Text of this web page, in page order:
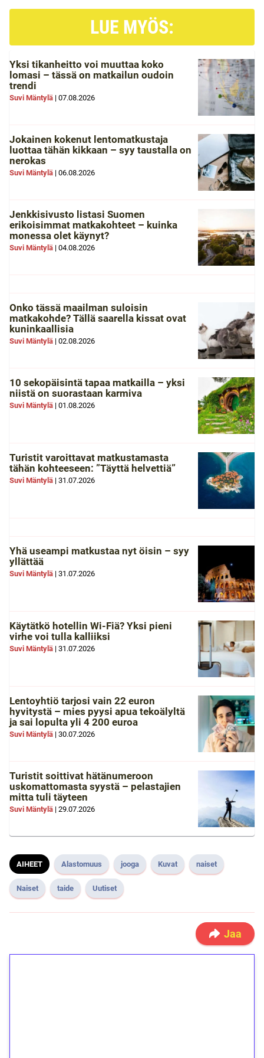
LUE MYÖS:
Yksi tikanheitto voi muuttaa koko
lomasi – tässä on matkailun oudoin
trendi
Suvi Mäntylä | 07.08.2026
Jokainen kokenut lentomatkustaja
luottaa tähän kikkaan – syy taustalla on
nerokas
Suvi Mäntylä | 06.08.2026
Jenkkisivusto listasi Suomen
erikoisimmat matkakohteet – kuinka
monessa olet käynyt?
Suvi Mäntylä | 04.08.2026
Onko tässä maailman suloisin
matkakohde? Tällä saarella kissat ovat
kuninkaallisia
Suvi Mäntylä | 02.08.2026
10 sekopäisintä tapaa matkailla – yksi
niistä on suorastaan karmiva
Suvi Mäntylä | 01.08.2026
Turistit varoittavat matkustamasta
tähän kohteeseen: ”Täyttä helvettiä”
Suvi Mäntylä | 31.07.2026
Yhä useampi matkustaa nyt öisin – syy
yllättää
Suvi Mäntylä | 31.07.2026
Käytätkö hotellin Wi-Fiä? Yksi pieni
virhe voi tulla kalliiksi
Suvi Mäntylä | 31.07.2026
Lentoyhtiö tarjosi vain 22 euron
hyvitystä – mies pyysi apua tekoälyltä
ja sai lopulta yli 4 200 euroa
Suvi Mäntylä | 30.07.2026
Turistit soittivat hätänumeroon
uskomattomasta syystä – pelastajien
mitta tuli täyteen
Suvi Mäntylä | 29.07.2026
AIHEET Alastomuus jooga Kuvat naiset
Naiset taide Uutiset
Jaa